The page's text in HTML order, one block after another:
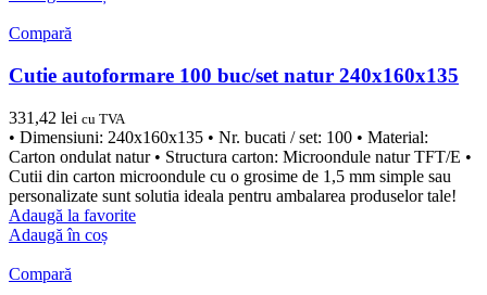
Compară
Cutie autoformare 100 buc/set natur 240x160x135
331,42 lei cu TVA
• Dimensiuni: 240x160x135 • Nr. bucati / set: 100 • Material:
Carton ondulat natur • Structura carton: Microondule natur TFT/E •
Cutii din carton microondule cu o grosime de 1,5 mm simple sau
personalizate sunt solutia ideala pentru ambalarea produselor tale!
Adaugă la favorite
Adaugă în coș
Compară